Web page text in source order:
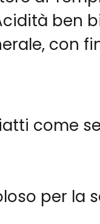
ben
con
come
per la